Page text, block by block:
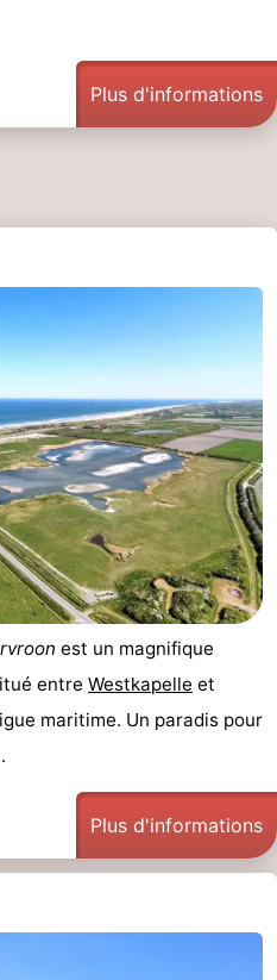
Plus d'informations
est un magnifique
entre Westkapelle et
maritime. Un paradis pour
Plus d'informations